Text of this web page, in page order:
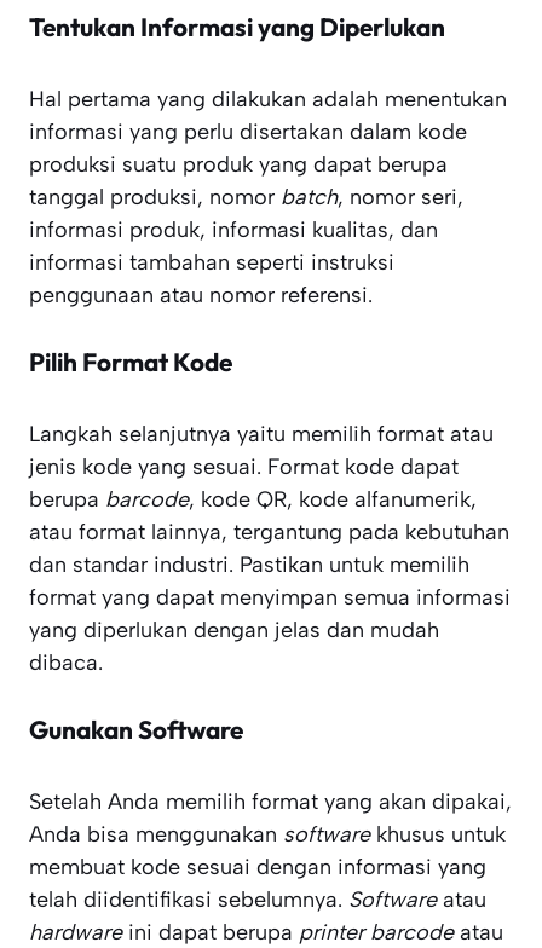
Tentukan Informasi yang Diperlukan
Hal pertama yang dilakukan adalah menentukan
informasi yang perlu disertakan dalam kode
produksi suatu produk yang dapat berupa
tanggal produksi, nomor batch, nomor seri,
informasi produk, informasi kualitas, dan
informasi tambahan seperti instruksi
penggunaan atau nomor referensi.
Pilih Format Kode
Langkah selanjutnya yaitu memilih format atau
jenis kode yang sesuai. Format kode dapat
berupa barcode, kode QR, kode alfanumerik,
atau format lainnya, tergantung pada kebutuhan
dan standar industri. Pastikan untuk memilih
format yang dapat menyimpan semua informasi
yang diperlukan dengan jelas dan mudah
dibaca.
Gunakan Software
Setelah Anda memilih format yang akan dipakai,
Anda bisa menggunakan softwarekhusus untuk
membuat kode sesuai dengan informasi yang
telah diidentifikasi sebelumnya. Softwareatau
hardware ini dapat berupa printer barcodeatau